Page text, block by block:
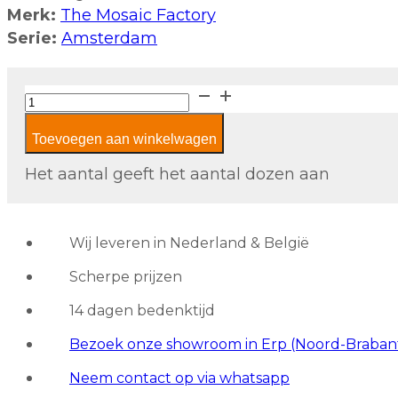
Merk: The Mosaic Factory
Serie: Amsterdam
The
Mosaic
Factory
Amsterdam
aantal
Toevoegen aan winkelwagen
Het aantal geeft het aantal dozen aan
Wij leveren in Nederland & België
Scherpe prijzen
14 dagen bedenktijd
Bezoek onze showroom in Erp (Noord-
Neem contact op via whatsapp